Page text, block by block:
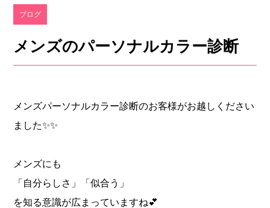
ブログ
メンズのパーソナルカラー診断
メンズパーソナルカラー診断のお客様がお越しください
ました✨✨
メンズにも
「自分らしさ」「似合う」
を知る意識が広まっていますね💕